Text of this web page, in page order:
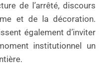
de l’arrêté, discours
et de la décoration.
également d’inviter
institutionnel un